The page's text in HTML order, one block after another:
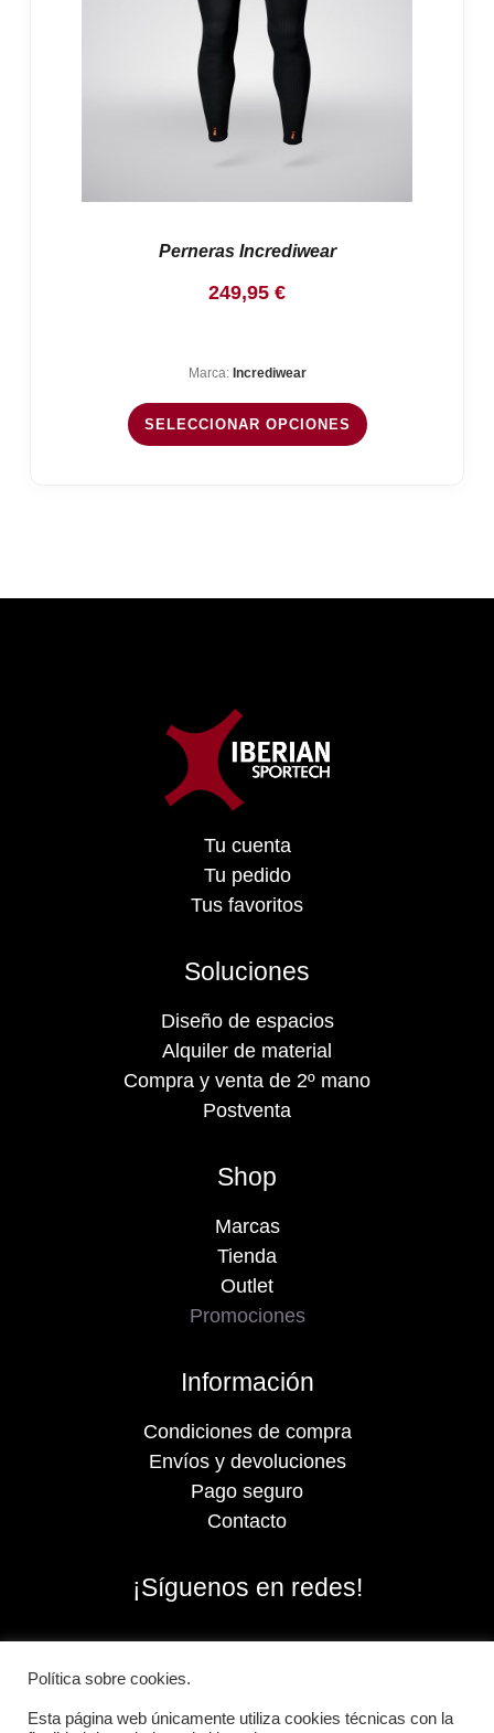
Perneras Incrediwear
249,95 €
Marca: Incrediwear
SELECCIONAR OPCIONES
Tu cuenta
Tu pedido
Tus favoritos
Soluciones
Diseño de espacios
Alquiler de material
Compra y venta de 2º mano
Postventa
Shop
Marcas
Tienda
Outlet
Promociones
Información
Condiciones de compra
Envíos y devoluciones
Pago seguro
Contacto
¡Síguenos en redes!
Política sobre cookies.
Esta página web únicamente utiliza cookies técnicas con la